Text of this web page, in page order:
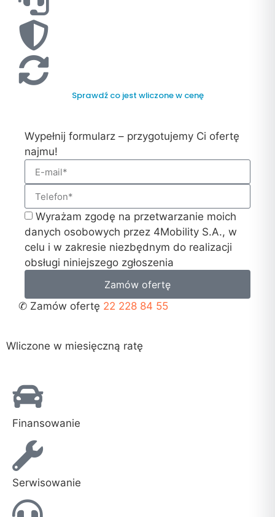
Sprawdź co jest wliczone w cenę
Wypełnij formularz – przygotujemy Ci ofertę
najmu!
Wyrażam zgodę na przetwarzanie moich
danych osobowych przez 4Mobility S.A., w
celu i w zakresie niezbędnym do realizacji
obsługi niniejszego zgłoszenia
Zamów ofertę
✆ Zamów ofertę 22 228 84 55
Wliczone w miesięczną ratę
Finansowanie
Serwisowanie